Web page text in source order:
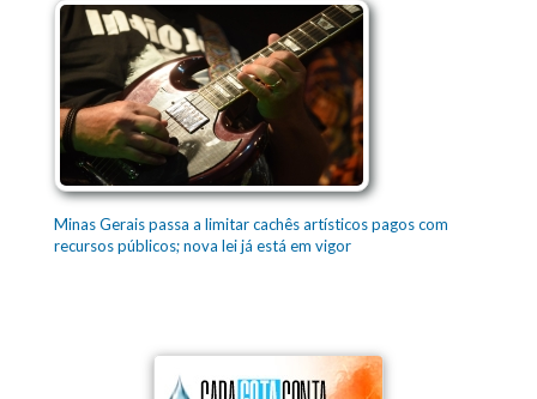
Minas Gerais passa a limitar cachês artísticos pagos com
recursos públicos; nova lei já está em vigor